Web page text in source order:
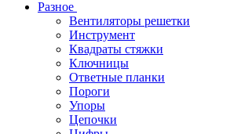
Разное
Вентиляторы решетки
Инструмент
Квадраты стяжки
Ключницы
Ответные планки
Пороги
Упоры
Цепочки